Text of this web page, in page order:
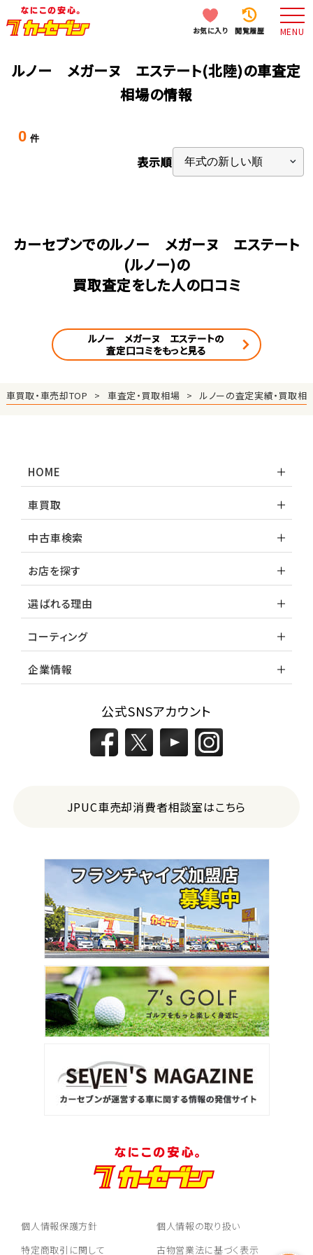
お気に入り 閲覧履歴 MENU
ルノー メガーヌ エステート(北陸)の車査定
相場の情報
0 件
表示順
カーセブンでのルノー メガーヌ エステート
(ルノー)の
買取査定をした人の口コミ
ルノー メガーヌ エステートの
査定口コミをもっと見る
車買取・車売却TOP 車査定・買取相場 ルノーの査定実績・買取相
HOME
車買取
中古車検索
お店を探す
選ばれる理由
コーティング
企業情報
公式SNSアカウント
JPUC車売却消費者相談室はこちら
個人情報保護方針
個人情報の取り扱い
特定商取引に関して
古物営業法に基づく表示